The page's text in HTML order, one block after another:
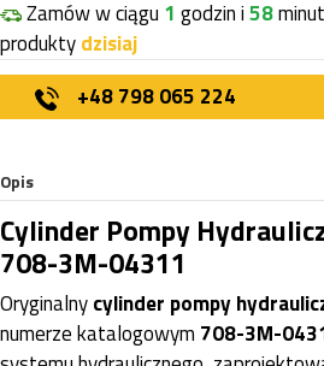
Zamów w ciągu 1 godzin i58
produktydzisiaj
+48 798 065 224
Opis
Cylinder Pompy
708-3M-04311
Oryginalnycylinder pompy
numerze katalogowym 708-3M-